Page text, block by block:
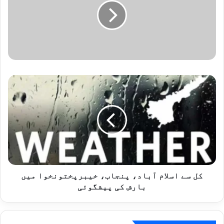
ک
ل
س
م
کل سے اسلام آباد، پنجاب، خیبرپختونخوا میں
بارش کی پیشگوئی